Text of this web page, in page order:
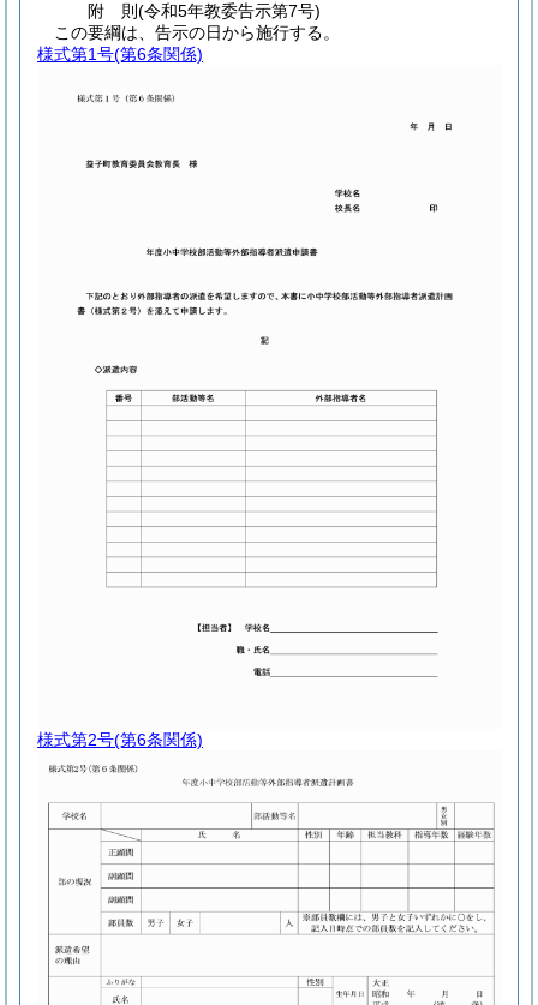
附 則(令和5年教委告示第7号)
この要綱は、告示の日から施行する。
様式第1号(第6条関係)
様式第2号(第6条関係)